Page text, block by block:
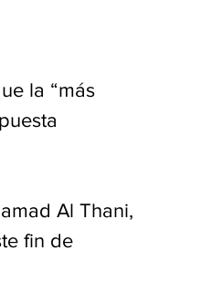
la “más
Al Thani,
fin de